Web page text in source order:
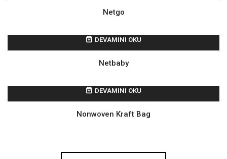
Netgo
DEVAMINI OKU
Netbaby
DEVAMINI OKU
Nonwoven Kraft Bag